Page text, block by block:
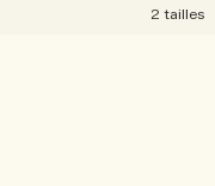
2 tailles